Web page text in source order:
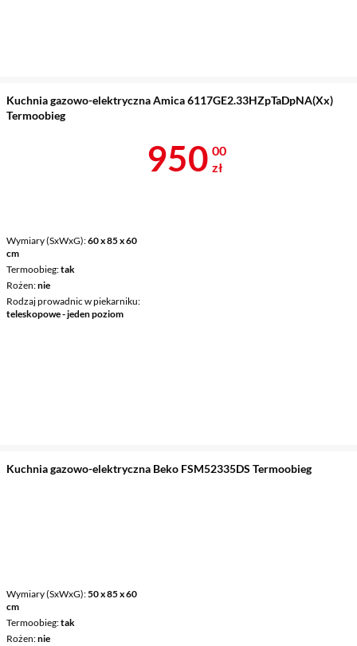
Kuchnia gazowo-elektryczna Amica 6117GE2.33HZpTaDpNA(Xx)
Termoobieg
Wymiary (SxWxG) 60 x 85 x 60
cm
Termoobieg tak
Rożen nie
Rodzaj prowadnic w piekarniku
teleskopowe - jeden poziom
Cena 950 zł
950 00
zł
Kuchnia gazowo-elektryczna Beko FSM52335DS Termoobieg
Wymiary (SxWxG) 50 x 85 x 60
cm
Termoobieg tak
Rożen nie